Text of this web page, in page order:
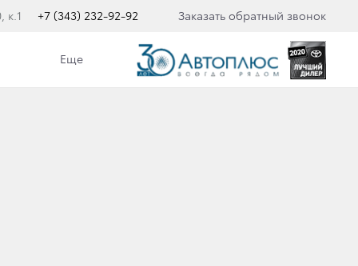
к.1 +7 (343) 232-92-92 Заказать обратный звонок
Еще